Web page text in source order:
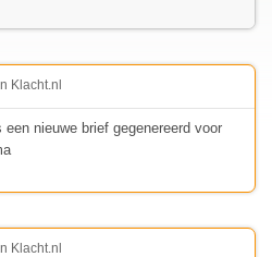
Klacht.nl
een nieuwe brief gegenereerd voor
Klacht.nl